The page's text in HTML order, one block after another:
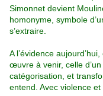
Simonnet devient
homonyme, symbole
s’extraire.
A l’évidence
œuvre à venir, celle
catégorisation, et
entend. Avec violence et